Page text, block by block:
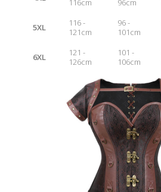
5XL
116 -
121cm
96 -
101cm
6XL
121 -
126cm
101 -
106cm